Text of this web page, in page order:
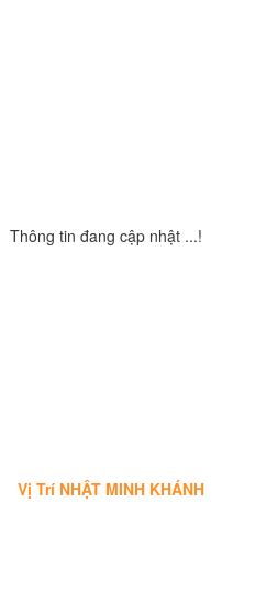
Thông tin đang cập nhật ...!
Vị Trí NHẬT MINH KHÁNH